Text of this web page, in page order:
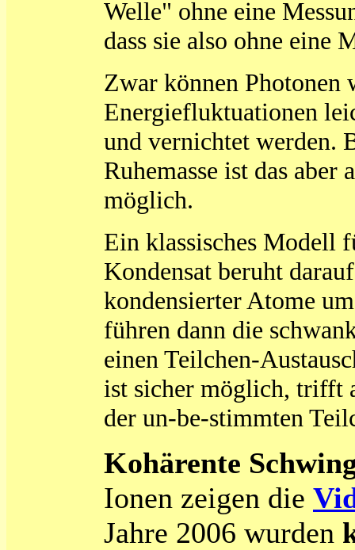
Welle" ohne eine
dass sie also ohne eine
Zwar können Photonen
Energiefluktuationen
und vernichtet werden.
Ruhemasse ist das
möglich.
Ein klassisches Modell
Kondensat beruht
kondensierter Atome
führen dann die
einen Teilchen-
ist sicher möglich, trifft
der un-be-stimmten
Kohärente
Ionen zeigen die
Jahre 2006 wurden